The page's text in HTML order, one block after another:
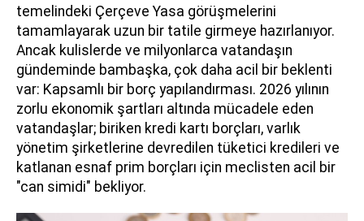
temelindeki Çerçeve Yasa görüşmelerini
tamamlayarak uzun bir tatile girmeye hazırlanıyor.
Ancak kulislerde ve milyonlarca vatandaşın
gündeminde bambaşka, çok daha acil bir beklenti
var: Kapsamlı bir borç yapılandırması. 2026 yılının
zorlu ekonomik şartları altında mücadele eden
vatandaşlar; biriken kredi kartı borçları, varlık
yönetim şirketlerine devredilen tüketici kredileri ve
katlanan esnaf prim borçları için meclisten acil bir
"can simidi" bekliyor.